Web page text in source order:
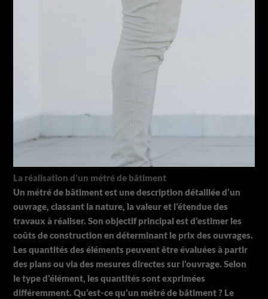
La réalisation d’un métré de bâtiment
Un métré de bâtiment est une description détaillée d’un
ouvrage, classant la nature, la valeur et l’étendue des
travaux à réaliser. Son objectif principal est d’estimer les
coûts de construction en déterminant le prix des ouvrages.
Les quantités des éléments peuvent être évaluées à partir
des plans ou via des mesures directes sur l’ouvrage. Selon
le type d’élément, les quantités sont exprimées
différemment. Qu’est-ce qu’un métré de bâtiment ? Le